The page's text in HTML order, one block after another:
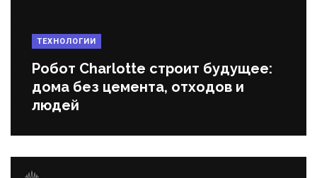
ТЕХНОЛОГИИ
Робот Charlotte строит будущее:
дома без цемента, отходов и
людей